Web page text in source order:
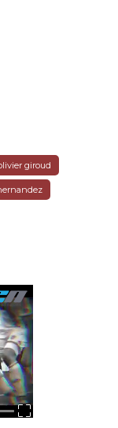
giroud